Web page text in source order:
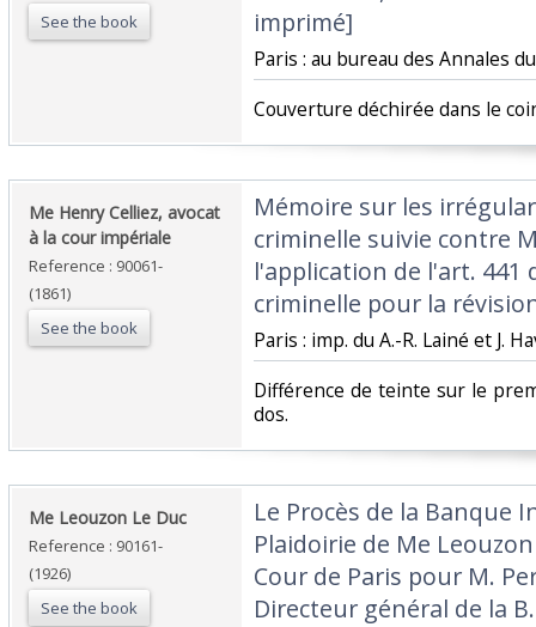
See the book
imprimé]‎
‎Paris : au bureau des Annales
‎Couverture déchirée dans le
‎Me Henry Celliez, avocat
à la cour impériale‎
Reference : 90061-
(1861)
See the book
‎Mémoire sur les
criminelle suivie contre
l'application de l'art.
criminelle pour la
‎Paris : imp. du A.-R. Lainé et J.
‎Différence de teinte sur le
dos.‎
‎Me Leouzon Le Duc‎
Reference : 90161-
(1926)
See the book
‎Le Procès de la Banque
Plaidoirie de Me
Cour de Paris pour M.
Directeur général de la